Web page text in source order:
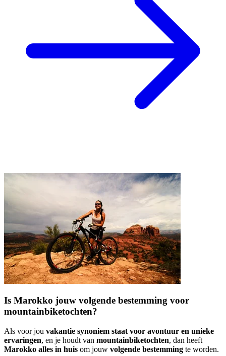
Is Marokko jouw volgende bestemming voor
mountainbiketochten?
Als voor jou vakantie synoniem staat voor avontuur en unieke
ervaringen, en je houdt van mountainbiketochten, dan heeft
Marokko alles in huis om jouw volgende bestemming te worden.